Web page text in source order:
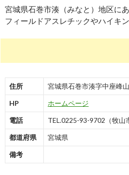
宮城県石巻市湊（みなと）地区にあ
フィールドアスレチックやハイキ
住所 宮城県石巻市湊字中座峰山
HP ホームページ
電話 TEL.0225-93-9702（牧山
都道府県 宮城県
備考